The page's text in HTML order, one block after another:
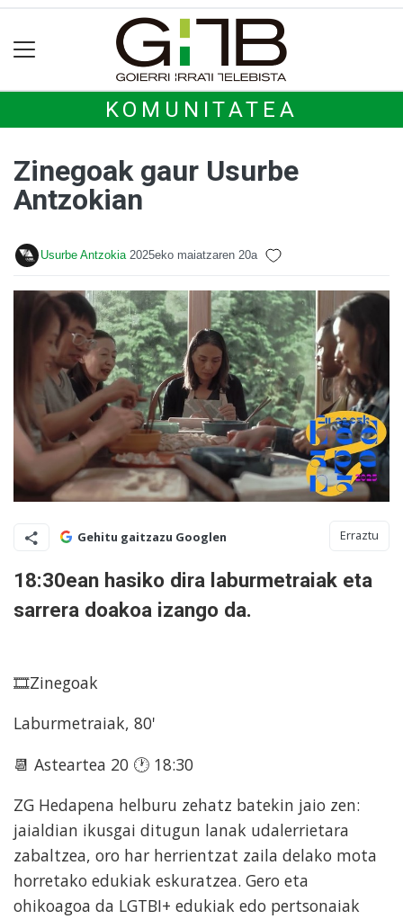
KOMUNITATEA
Zinegoak gaur Usurbe
Antzokian
Usurbe Antzokia 2025eko maiatzaren 20a
Gehitu gaitzazu Googlen Erraztu
18:30ean hasiko dira laburmetraiak eta
sarrera doakoa izango da.
🎞️Zinegoak
Laburmetraiak, 80'
📆 Asteartea 20 🕐 18:30
ZG Hedapena helburu zehatz batekin jaio zen:
jaialdian ikusgai ditugun lanak udalerrietara
zabaltzea, oro har herrientzat zaila delako mota
horretako edukiak eskuratzea. Gero eta
ohikoagoa da LGTBI+ edukiak edo pertsonaiak